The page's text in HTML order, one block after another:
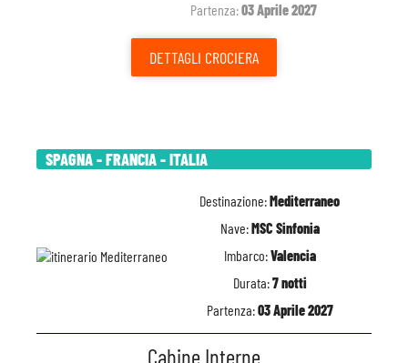
Partenza:03 Aprile 2027
DETTAGLI CROCIERA
SPAGNA - FRANCIA - ITALIA
Destinazione:Mediterraneo
Nave:MSC Sinfonia
Imbarco:Valencia
Durata:7 notti
Partenza:03 Aprile 2027
Cabine Interne